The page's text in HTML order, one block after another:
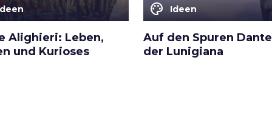
Alighieri: Leben,
und Kurioses
color_lens Ideen
Auf den Spuren
der Lunigiana